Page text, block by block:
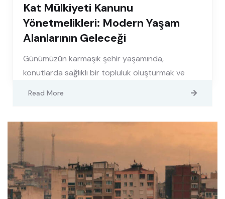
Kat Mülkiyeti Kanunu
Yönetmelikleri: Modern Yaşam
Alanlarının Geleceği
Günümüzün karmaşık şehir yaşamında,
konutlarda sağlıklı bir topluluk oluşturmak ve
Read More